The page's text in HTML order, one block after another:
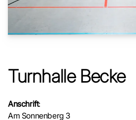
Turnhalle Becke
Anschrift:
Am Sonnenberg 3